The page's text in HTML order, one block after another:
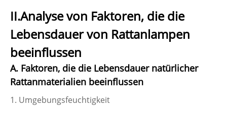
II.Analyse von Faktoren, die die
Lebensdauer von Rattanlampen
beeinflussen
A. Faktoren, die die Lebensdauer natürlicher
Rattanmaterialien beeinflussen
1. Umgebungsfeuchtigkeit